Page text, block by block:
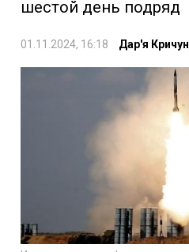
шестой день подряд
01.11.2024, 16:18 Дар'я Кричун